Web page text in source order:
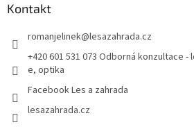
Kontakt
romanjelinek@lesazahrada.cz
+420 601 531 073 Odborná konzultace
e, optika
Facebook Les a zahrada
lesazahrada.cz